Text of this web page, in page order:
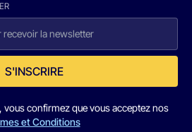
S'INSCRIRE
vous confirmez que vous acceptez nos
et Conditions